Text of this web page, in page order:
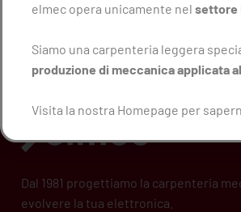
Torna al Blog
Dal 1981 progettiamo la carpenteria
evolvere la tua elettronica.
elmec opera unicamente nelsettore
Siamo una carpenteria leggera
produzione di meccanica applicata
Visita la nostra Homepage per